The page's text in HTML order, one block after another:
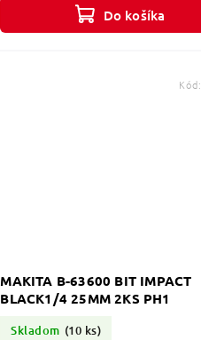
Do košíka
MAKITA B-63600 BIT IMPACT
BLACK1/4 25MM 2KS PH1
Skladom (10 ks)
Kód: